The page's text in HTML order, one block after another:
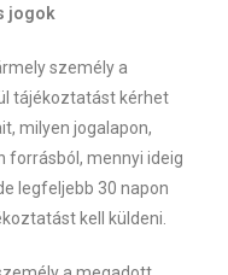
jogok
személy a
tájékoztatást kérhet
milyen jogalapon,
forrásból, mennyi ideig
legfeljebb 30 napon
kell küldeni.